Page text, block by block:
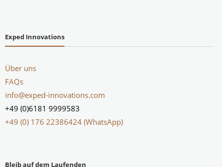
Exped Innovations
Über uns
FAQs
info@exped-innovations.com
+49 (0)6181 9999583
+49 (0) 176 22386424 (WhatsApp)
Bleib auf dem Laufenden